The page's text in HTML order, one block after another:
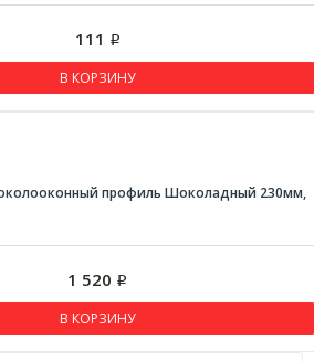
111 Р
В КОРЗИНУ
профиль Шоколадный 230мм,
1 520 Р
В КОРЗИНУ